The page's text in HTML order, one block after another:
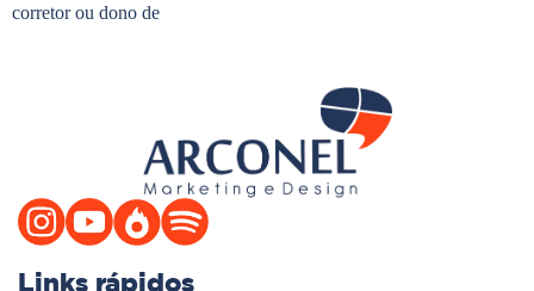
corretor ou dono de
Links rápidos